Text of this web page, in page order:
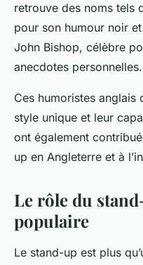
retrouve des noms tels
pour son humour noir
John Bishop, célèbre
anecdotes personnelles.
Ces humoristes anglais
style unique et leur
ont également
up en Angleterre et à
Le rôle du
populaire
Le stand-up est plus